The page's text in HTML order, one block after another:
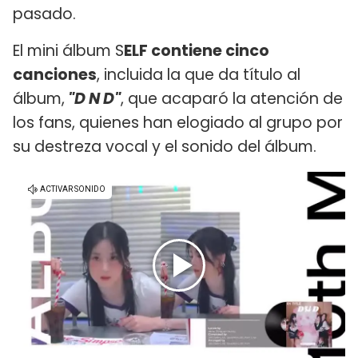
pasado.
El mini álbum SELF contiene cinco
canciones, incluida la que da título al
álbum, "D N D", que acaparó la atención de
los fans, quienes han elogiado al grupo por
su destreza vocal y el sonido del álbum.